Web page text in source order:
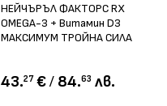
НЕЙЧЪРЪЛ ФАКТОРС RX
OMEGA-3 + Витамин D3
МАКСИМУМ ТРОЙНА СИЛА
43.27 € / 84.63 лв.